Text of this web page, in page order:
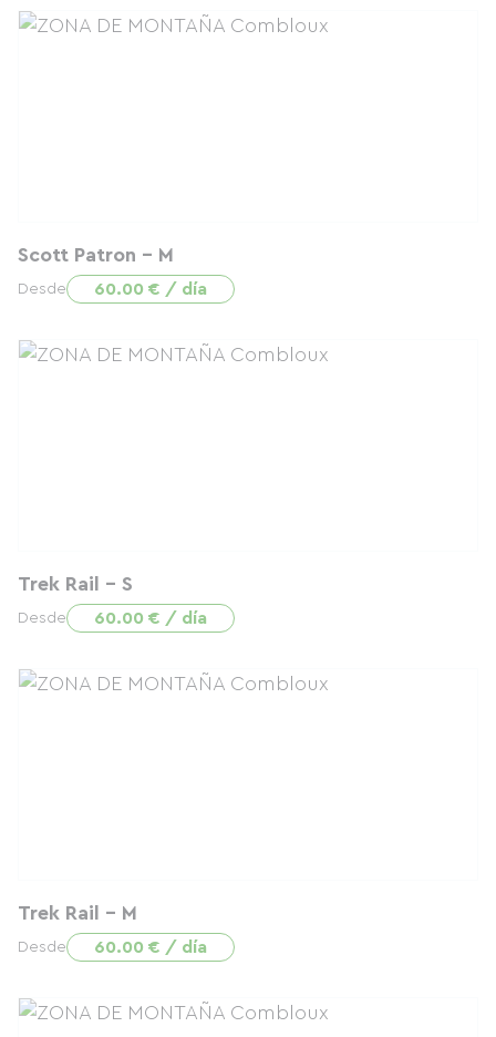
Scott Patron - M
Desde 60.00 € / día
Trek Rail - S
Desde 60.00 € / día
Trek Rail - M
Desde 60.00 € / día